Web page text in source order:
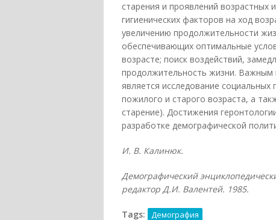
старения и проявлений возрастных
гигиенических факторов на ход
увеличению продолжительности
обеспечивающих оптимальные
возрасте; поиск воздействий,
продолжительность жизни. Важным
является исследование
пожилого и старого возраста, а
старение). Достижения
разработке демографической
И. В. Калинюк.
Демографический
редактор Д.И. Валентей. 1985.
Tags: Демография